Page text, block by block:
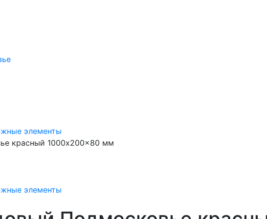
элементы
красный 1000x200x80 мм
элементы